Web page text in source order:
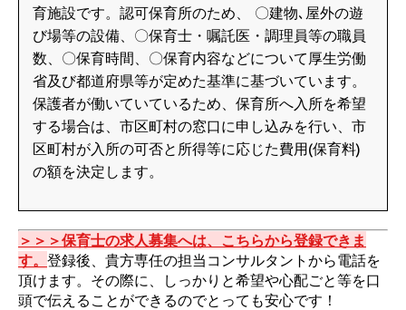
育施設です。認可保育所のため、 〇建物､屋外の遊
び場等の設備、〇保育士・嘱託医・調理員等の職員
数、〇保育時間、〇保育内容などについて厚生労働
省及び都道府県等が定めた基準に基づいています。
保護者が働いていているため、保育所へ入所を希望
する場合は、市区町村の窓口に申し込みを行い、市
区町村が入所の可否と所得等に応じた費用(保育料)
の額を決定します。
＞＞＞保育士の求人募集へは、こちらから登録できま
す。 登録後、貴方専任の担当コンサルタントから電話を
頂けます。その際に、しっかりと希望や心配ごと等を口
頭で伝えることができるのでとっても安心です！